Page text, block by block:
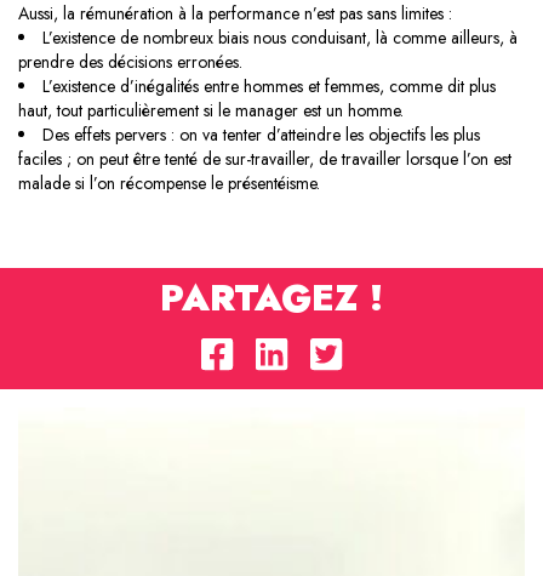
Aussi, la rémunération à la performance n’est pas sans limites :
L’existence de nombreux biais nous conduisant, là comme ailleurs, à
prendre des décisions erronées.
L’existence d’inégalités entre hommes et femmes, comme dit plus
haut, tout particulièrement si le manager est un homme.
Des effets pervers : on va tenter d’atteindre les objectifs les plus
faciles ; on peut être tenté de sur-travailler, de travailler lorsque l’on est
malade si l’on récompense le présentéisme.
PARTAGEZ !